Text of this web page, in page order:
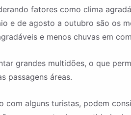
fatores como clima
e de agosto a outubro são os
e menos chuvas em
grandes multidões, o que
passagens áreas.
com alguns turistas, podem